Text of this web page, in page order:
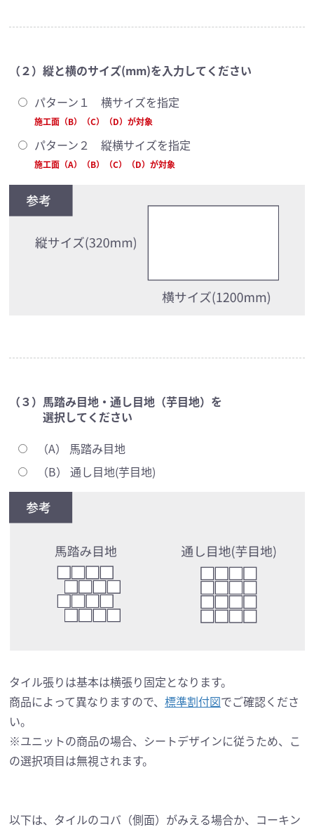
（２）縦と横のサイズ(mm)を入力してください
パターン１ 横サイズを指定
施工面（B）（C）（D）が対象
パターン２ 縦横サイズを指定
施工面（A）（B）（C）（D）が対象
（３）馬踏み目地・通し目地（芋目地）を
選択してください
（A） 馬踏み目地
（B） 通し目地(芋目地)
タイル張りは基本は横張り固定となります。
商品によって異なりますので、 標準割付図でご確認くださ
い。
※ユニットの商品の場合、シートデザインに従うため、こ
の選択項目は無視されます。
以下は、タイルのコバ（側面）がみえる場合か、コーキン